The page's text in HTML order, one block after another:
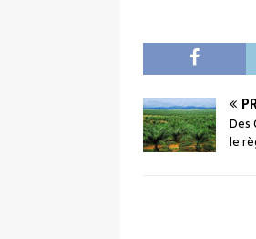
Des
le